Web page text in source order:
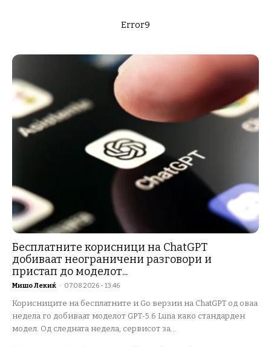
Error9
Бесплатните корисници на ChatGPT
добиваат неограничени разговори и
пристап до моделот...
Мишо Лекиќ - 07.08.2026 - 13:46
Корисниците на бесплатните и Go верзии на ChatGPT од оваа
недела го добиваат моделот GPT-5.6 Luna како стандарден
модел. Од следната недела, сервисот за...